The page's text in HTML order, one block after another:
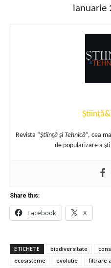
ianuarie
Revista “Ştiinţă şi Tehnică“, cea
de popularizare a
Share this:
Facebook X
ETICHETE biodiversitate
ecosisteme
evolutie filtrare